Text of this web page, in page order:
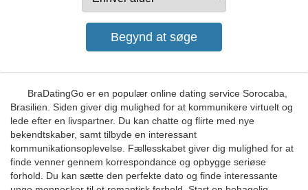
BraDatingGo er en populær online dating service Sorocaba,
Brasilien. Siden giver dig mulighed for at kommunikere virtuelt og
lede efter en livspartner. Du kan chatte og flirte med nye
bekendtskaber, samt tilbyde en interessant
kommunikationsoplevelse. Fællesskabet giver dig mulighed for at
finde venner gennem korrespondance og opbygge seriøse
forhold. Du kan sætte den perfekte dato og finde interessante